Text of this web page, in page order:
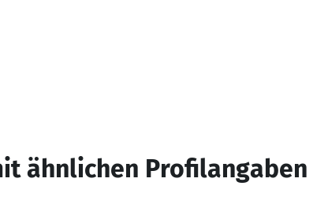
ähnlichen Profilangaben